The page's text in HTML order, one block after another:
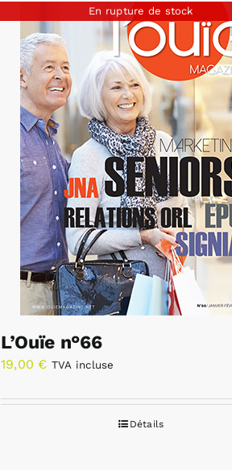
En rupture de stock
L’Ouïe n°66
19,00 € TVA incluse
Détails